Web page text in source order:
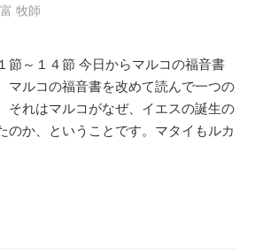
牧師
節～１４節 今日からマルコの福音書
マルコの福音書を改めて読んで一つの
それはマルコがなぜ、イエスの誕生の
のか、ということです。マタイもルカ